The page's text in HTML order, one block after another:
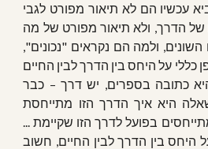
עכשיו הם לא תיאור מפורט לגבי
הדרך, ולא תיאור מפורט של מה
השונים, ולמה הם נקראים "נכונים",
כללי על היחס בין הדרך לבין החיים
כתובה בספרים, יש דרך – כבר
היא איך הדרך הזו מתייחסת
בפועל לדרך הזו שקיימת ...
היחס בין הדרך לבין החיים, חשוב